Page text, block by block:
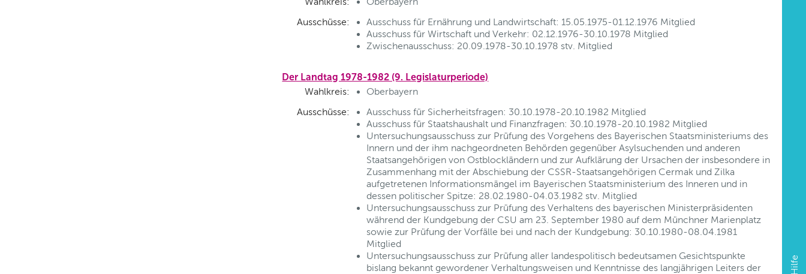
Hilfe
Ausschüsse:
Ausschuss für Ernährung und Landwirtschaft: 15.05.1975-01.12.1976 Mitglied
Ausschuss für Wirtschaft und Verkehr: 02.12.1976-30.10.1978 Mitglied
Zwischenausschuss: 20.09.1978-30.10.1978 stv. Mitglied
Der Landtag 1978-1982 (9. Legislaturperiode)
Wahlkreis:
Oberbayern
Ausschüsse:
Ausschuss für Sicherheitsfragen: 30.10.1978-20.10.1982 Mitglied
Ausschuss für Staatshaushalt und Finanzfragen: 30.10.1978-20.10.1982 Mitglied
Untersuchungsausschuss zur Prüfung des Vorgehens des Bayerischen Staatsministeriums des
Innern und der ihm nachgeordneten Behörden gegenüber Asylsuchenden und anderen
Staatsangehörigen von Ostblockländern und zur Aufklärung der Ursachen der insbesondere in
Zusammenhang mit der Abschiebung der CSSR-Staatsangehörigen Cermak und Zilka
aufgetretenen Informationsmängel im Bayerischen Staatsministerium des Inneren und in
dessen politischer Spitze: 28.02.1980-04.03.1982 stv. Mitglied
Untersuchungsausschuss zur Prüfung des Verhaltens des bayerischen Ministerpräsidenten
während der Kundgebung der CSU am 23. September 1980 auf dem Münchner Marienplatz
sowie zur Prüfung der Vorfälle bei und nach der Kundgebung: 30.10.1980-08.04.1981
Mitglied
Untersuchungsausschuss zur Prüfung aller landespolitisch bedeutsamen Gesichtspunkte
bislang bekannt gewordener Verhaltungsweisen und Kenntnisse des langjährigen Leiters der